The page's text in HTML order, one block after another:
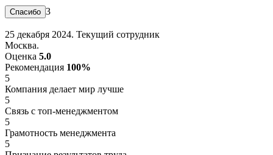
3
25 декабря 2024. Текущий сотрудник
Москва.
Оценка 5.0
Рекомендация 100%
5
Компания делает мир лучше
5
Связь с топ-менеджментом
5
Грамотность менеджмента
5